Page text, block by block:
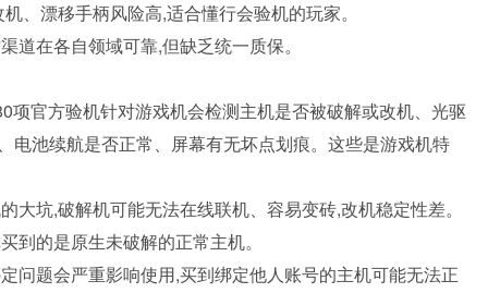
、漂移手柄风险高,适合懂行会验机的玩家。
道在各自领域可靠,但缺乏统一质保。
官方验机针对游戏机会检测主机是否被破解或改机、光驱
电池续航是否正常、屏幕有无坏点划痕。这些是游戏机特
坑,破解机可能无法在线联机、容易变砖,改机稳定性差。
到的是原生未破解的正常主机。
问题会严重影响使用,买到绑定他人账号的主机可能无法正